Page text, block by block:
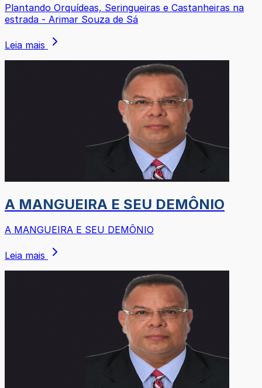
Plantando Orquídeas, Seringueiras e Castanheiras na
estrada - Arimar Souza de Sá
Leia mais
A MANGUEIRA E SEU DEMÔNIO
A MANGUEIRA E SEU DEMÔNIO
Leia mais